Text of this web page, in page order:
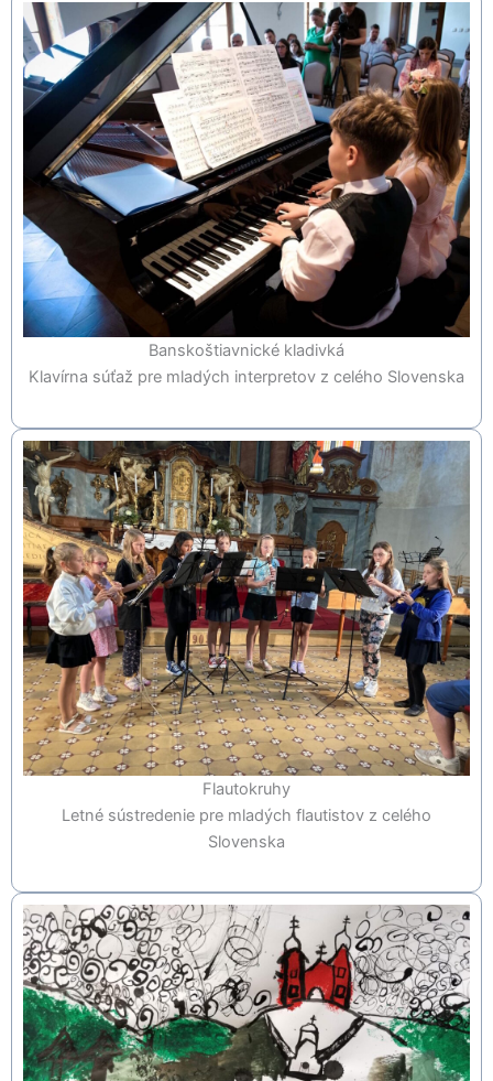
Banskoštiavnické kladivká
Klavírna súťaž pre mladých interpretov z celého Slovenska
Flautokruhy
Letné sústredenie pre mladých flautistov z celého
Slovenska